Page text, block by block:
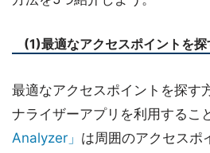
(1)最適なアクセスポイントを探
最適なアクセスポイントを探す
ナライザーアプリを利用するこ
Analyzer」 は周囲のアクセスポ